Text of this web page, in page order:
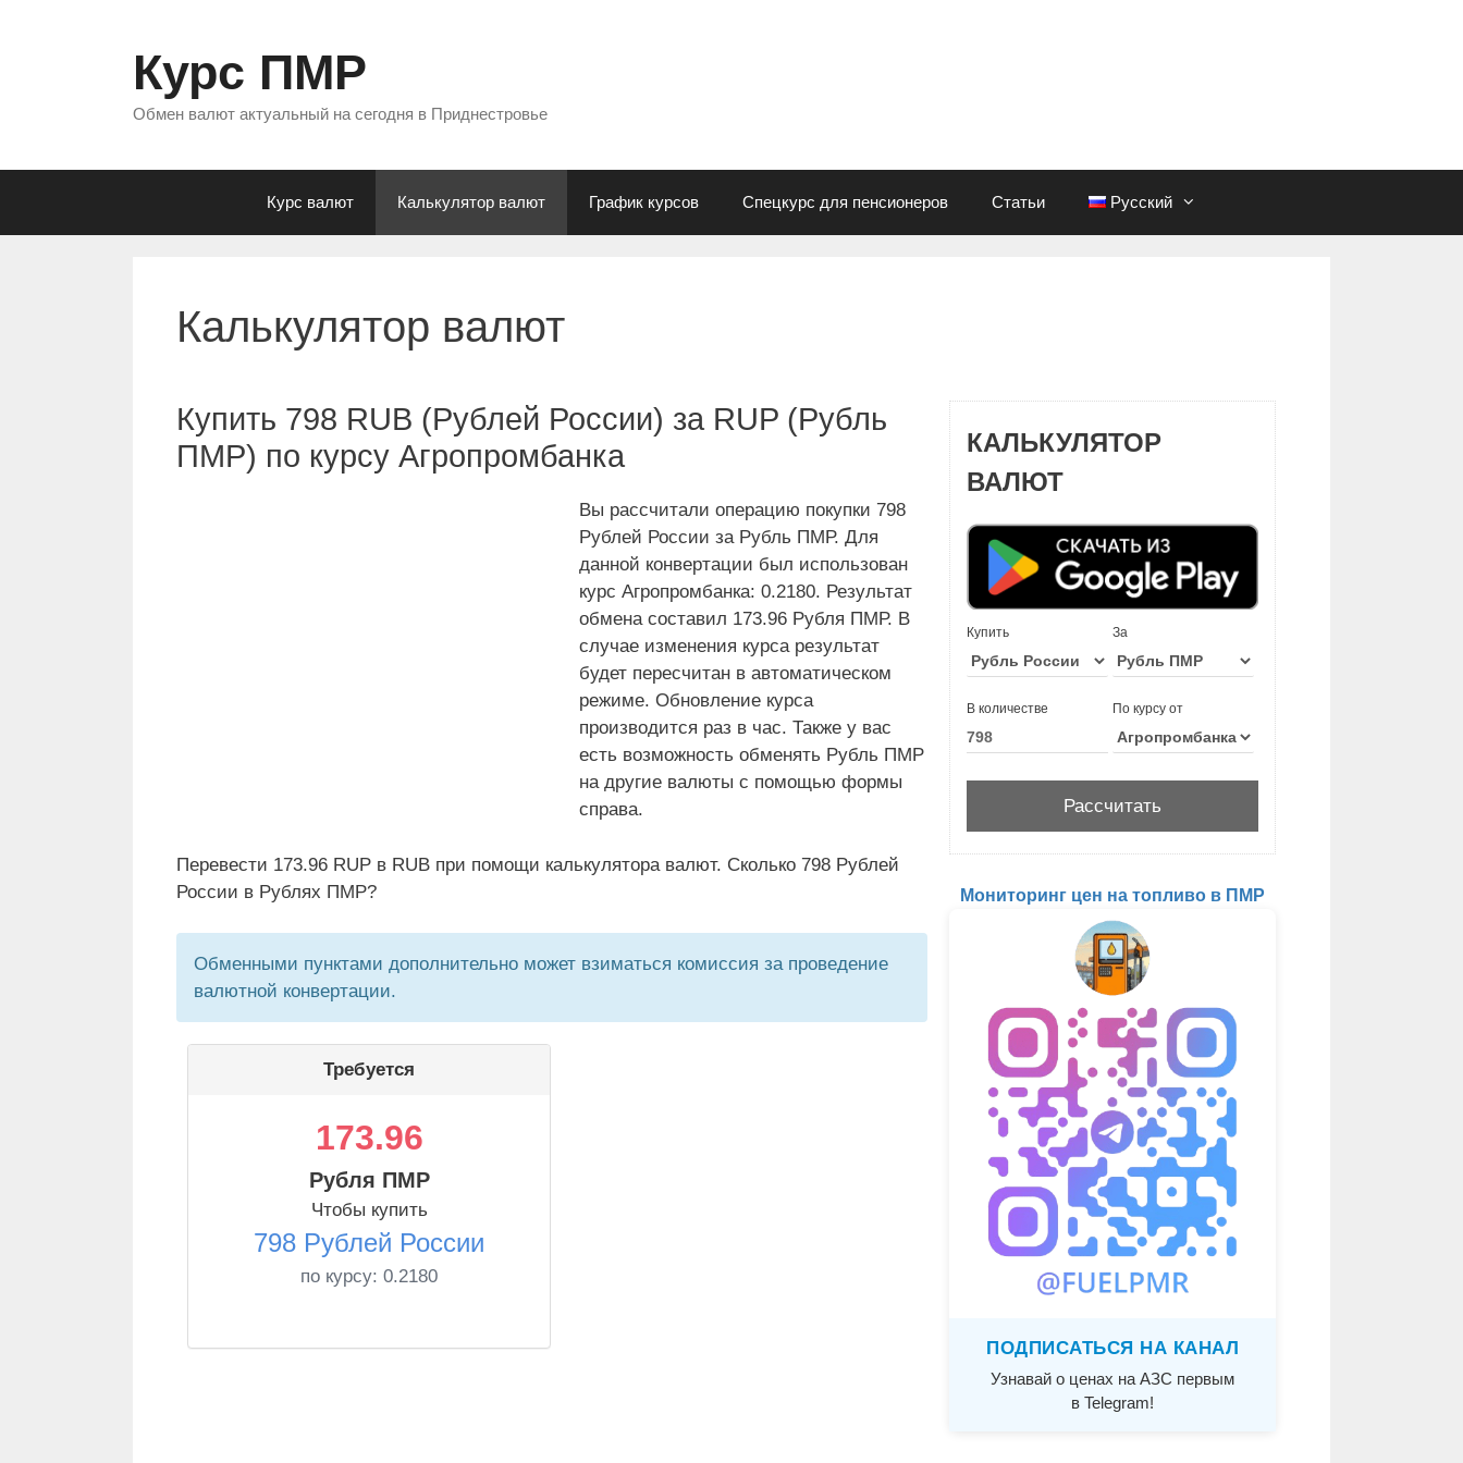
Курс ПМР
Обмен валют актуальный на сегодня в Приднестровье
Курс валют Калькулятор валют График курсов Спецкурс для пенсионеров Статьи Русский
Калькулятор валют
Купить 798 RUB (Рублей России) за RUP (Рубль
ПМР) по курсу Агропромбанка
Вы рассчитали операцию покупки 798
Рублей России за Рубль ПМР. Для
данной конвертации был использован
курс Агропромбанка: 0.2180. Результат
обмена составил 173.96 Рубля ПМР. В
случае изменения курса результат
будет пересчитан в автоматическом
режиме. Обновление курса
производится раз в час. Также у вас
есть возможность обменять Рубль ПМР
на другие валюты с помощью формы
справа.
Перевести 173.96 RUP в RUB при помощи калькулятора валют. Сколько 798 Рублей
России в Рублях ПМР?
Обменными пунктами дополнительно может взиматься комиссия за проведение
валютной конвертации.
Требуется
173.96
Рубля ПМР
Чтобы купить
798 Рублей России
по курсу: 0.2180
КАЛЬКУЛЯТОР
ВАЛЮТ
Купить За
В количестве По курсу от
Мониторинг цен на топливо в ПМР
ПОДПИСАТЬСЯ НА КАНАЛ
Узнавай о ценах на АЗС первым
в Telegram!